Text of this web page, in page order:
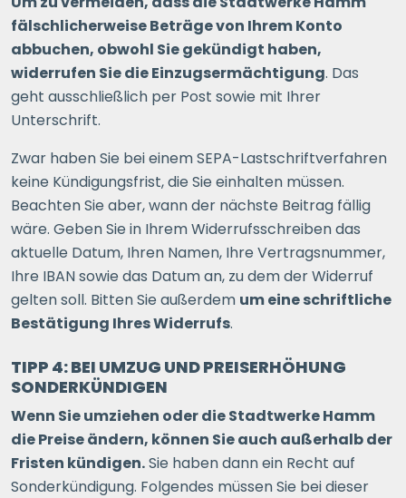
fälschlicherweise Beträge von Ihrem Konto
abbuchen, obwohl Sie gekündigt haben,
widerrufen Sie die Einzugsermächtigung. Das
geht ausschließlich per Post sowie mit Ihrer
Unterschrift.
Zwar haben Sie bei einem SEPA-Lastschriftverfahren
keine Kündigungsfrist, die Sie einhalten müssen.
Beachten Sie aber, wann der nächste Beitrag fällig
wäre. Geben Sie in Ihrem Widerrufsschreiben das
aktuelle Datum, Ihren Namen, Ihre Vertragsnummer,
Ihre IBAN sowie das Datum an, zu dem der Widerruf
gelten soll. Bitten Sie außerdem um eine schriftliche
Bestätigung Ihres Widerrufs.
TIPP 4: BEI UMZUG UND PREISERHÖHUNG
SONDERKÜNDIGEN
Wenn Sie umziehen oder die Stadtwerke Hamm
die Preise ändern, können Sie auch außerhalb der
Fristen kündigen.Sie haben dann ein Recht auf
Sonderkündigung. Folgendes müssen Sie bei dieser